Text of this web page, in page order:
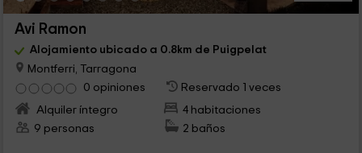
Avi Ramon
Alojamiento ubicado a 0.8km de Puigpelat
Montferri, Tarragona
0 opiniones
Reservado 1 veces
Alquiler íntegro
4 habitaciones
9 personas
2 baños